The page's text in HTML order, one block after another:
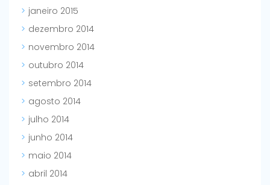
janeiro 2015
dezembro 2014
novembro 2014
outubro 2014
setembro 2014
agosto 2014
julho 2014
junho 2014
maio 2014
abril 2014